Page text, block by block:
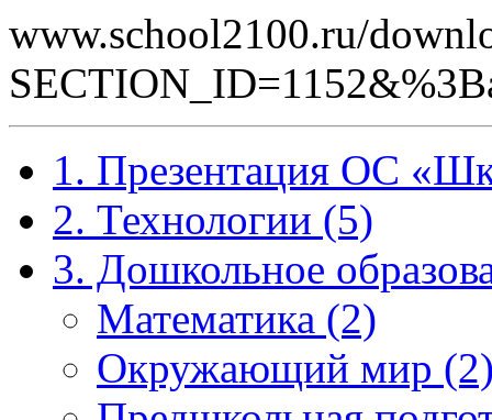
www.school2100.ru/
1. Презентация ОС
2. Технологии (5)
3. Дошкольное
Математика (2)
Окружающий мир